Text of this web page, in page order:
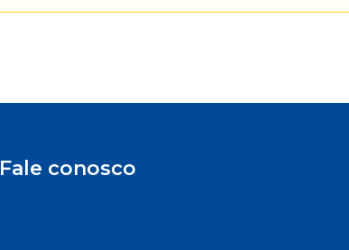
Fale conosco